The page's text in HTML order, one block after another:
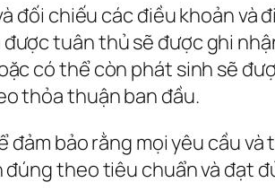
đối chiếu các điều khoản
tuân thủ sẽ được ghi
có thể còn phát sinh sẽ
thỏa thuận ban đầu.
bảo rằng mọi yêu cầu
theo tiêu chuẩn và đạt